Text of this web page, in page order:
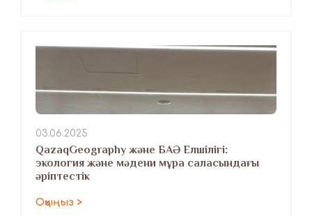
03.06.2025
QazaqGeography және БАӘ Елшілігі:
экология және мәдени мұра саласындағы
әріптестік
Оқыңыз >